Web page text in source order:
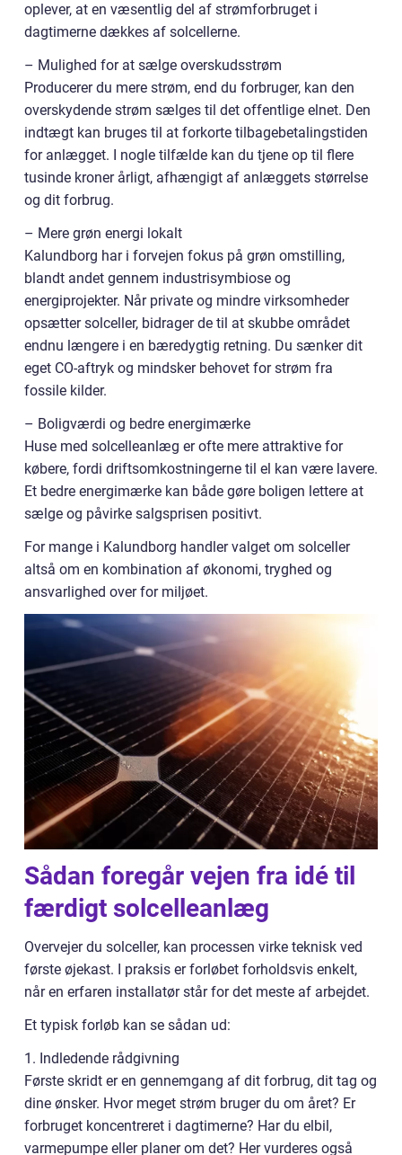
oplever, at en væsentlig del af strømforbruget i
dagtimerne dækkes af solcellerne.
– Mulighed for at sælge overskudsstrøm
Producerer du mere strøm, end du forbruger, kan den
overskydende strøm sælges til det offentlige elnet. Den
indtægt kan bruges til at forkorte tilbagebetalingstiden
for anlægget. I nogle tilfælde kan du tjene op til flere
tusinde kroner årligt, afhængigt af anlæggets størrelse
og dit forbrug.
– Mere grøn energi lokalt
Kalundborg har i forvejen fokus på grøn omstilling,
blandt andet gennem industrisymbiose og
energiprojekter. Når private og mindre virksomheder
opsætter solceller, bidrager de til at skubbe området
endnu længere i en bæredygtig retning. Du sænker dit
eget CO-aftryk og mindsker behovet for strøm fra
fossile kilder.
– Boligværdi og bedre energimærke
Huse med solcelleanlæg er ofte mere attraktive for
købere, fordi driftsomkostningerne til el kan være lavere.
Et bedre energimærke kan både gøre boligen lettere at
sælge og påvirke salgsprisen positivt.
For mange i Kalundborg handler valget om solceller
altså om en kombination af økonomi, tryghed og
ansvarlighed over for miljøet.
Sådan foregår vejen fra idé til
færdigt solcelleanlæg
Overvejer du solceller, kan processen virke teknisk ved
første øjekast. I praksis er forløbet forholdsvis enkelt,
når en erfaren installatør står for det meste af arbejdet.
Et typisk forløb kan se sådan ud:
1. Indledende rådgivning
Første skridt er en gennemgang af dit forbrug, dit tag og
dine ønsker. Hvor meget strøm bruger du om året? Er
forbruget koncentreret i dagtimerne? Har du elbil,
varmepumpe eller planer om det? Her vurderes også